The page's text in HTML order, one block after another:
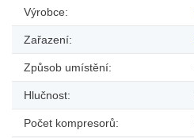
Výrobce:
Zařazení:
Způsob umístění:
Hlučnost:
Počet kompresorů: